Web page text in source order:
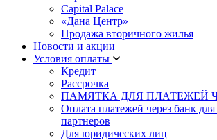
Capital Palace
«Дана Центр»
Продажа вторичного жилья
Новости и акции
Условия оплаты
Кредит
Рассрочка
ПАМЯТКА ДЛЯ ПЛАТЕЖЕЙ
Оплата платежей через банк
партнеров
Для юридических лиц